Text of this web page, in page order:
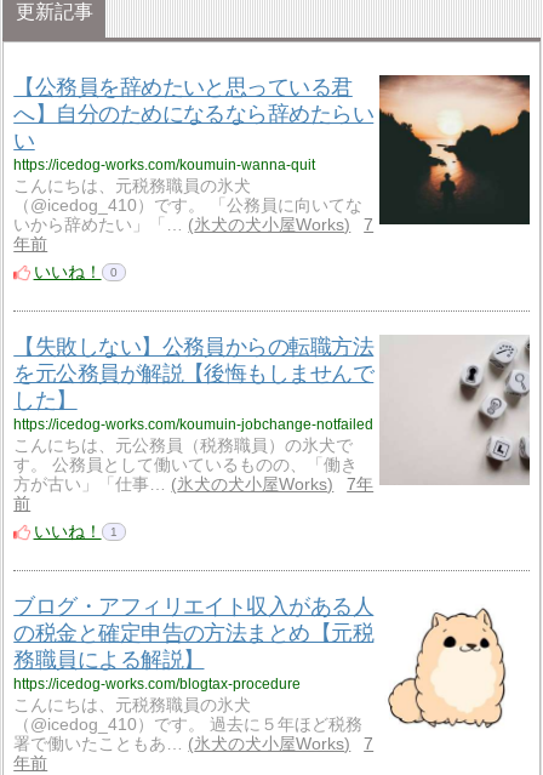
更新記事
【公務員を辞めたいと思っている君
へ】自分のためになるなら辞めたらい
い
https://icedog-works.com/koumuin-wanna-quit
こんにちは、元税務職員の氷犬
（@icedog_410）です。 「公務員に向いてな
いから辞めたい」「…
氷犬の犬小屋Works
7
年前
いいね！
0
【失敗しない】公務員からの転職方法
を元公務員が解説【後悔もしませんで
した】
https://icedog-works.com/koumuin-jobchange-notfailed
こんにちは、元公務員（税務職員）の氷犬で
す。 公務員として働いているものの、「働き
方が古い」「仕事…
氷犬の犬小屋Works
7年
前
いいね！
1
ブログ・アフィリエイト収入がある人
の税金と確定申告の方法まとめ【元税
務職員による解説】
https://icedog-works.com/blogtax-procedure
こんにちは、元税務職員の氷犬
（@icedog_410）です。 過去に５年ほど税務
署で働いたこともあ…
氷犬の犬小屋Works
7
年前